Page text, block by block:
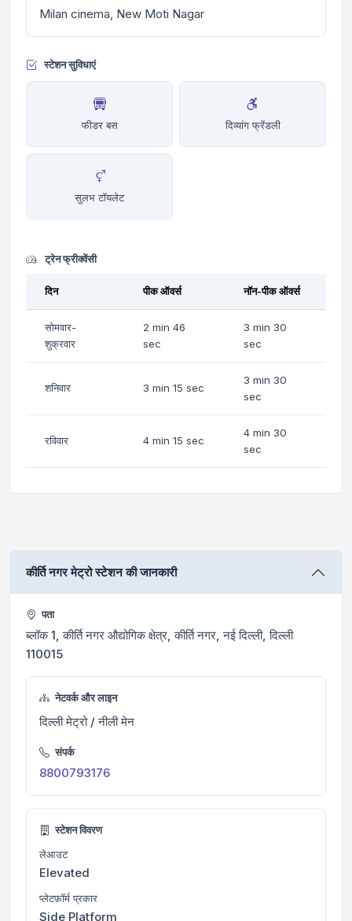
Milan cinema, New Moti Nagar
स्टेशन सुविधाएं
फीडर बस दिव्यांग फ्रेंडली
सुलभ टॉयलेट
ट्रेन फ्रीक्वेंसी
दिन पीक ऑवर्स नॉन-पीक ऑवर्स
सोमवार-
शुक्रवार
2 min 46
sec
3 min 30
sec
शनिवार 3 min 15 sec
3 min 30
sec
रविवार 4 min 15 sec
4 min 30
sec
कीर्ति नगर मेट्रो स्टेशन की जानकारी
पता
ब्लॉक 1, कीर्ति नगर औद्योगिक क्षेत्र, कीर्ति नगर, नई दिल्ली, दिल्ली
110015
नेटवर्क और लाइन
दिल्ली मेट्रो / नीली मेन
संपर्क
8800793176
स्टेशन विवरण
लेआउट
Elevated
प्लेटफ़ॉर्म प्रकार
Side Platform